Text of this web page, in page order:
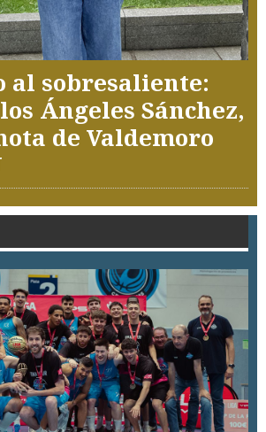
al sobresaliente:
Ángeles Sánchez,
de Valdemoro